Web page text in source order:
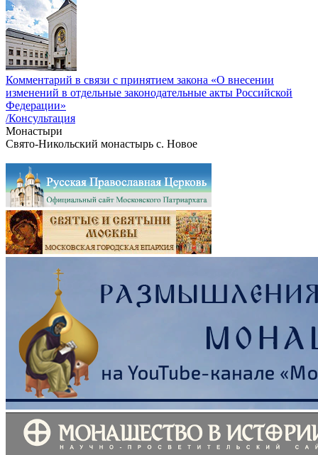
Комментарий в связи с принятием закона «О внесении
изменений в отдельные законодательные акты Российской
Федерации»
/Консультация
Монастыри
Свято-Никольский монастырь с. Новое